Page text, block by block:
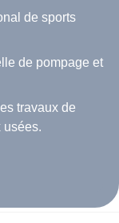
de sports
de pompage et
travaux de
usées.